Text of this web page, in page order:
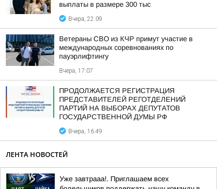
выплаты в размере 300 тыс
Вчера, 22:09
Ветераны СВО из КЧР примут участие в
международных соревнованиях по
пауэрлифтингу
Вчера, 17:07
ПРОДОЛЖАЕТСЯ РЕГИСТРАЦИЯ
ПРЕДСТАВИТЕЛЕЙ РЕГОТДЕЛЕНИЙ
ПАРТИЙ НА ВЫБОРАХ ДЕПУТАТОВ
ГОСУДАРСТВЕННОЙ ДУМЫ РФ
Вчера, 16:49
ЛЕНТА НОВОСТЕЙ
Уже завтрааа!. Приглашаем всех